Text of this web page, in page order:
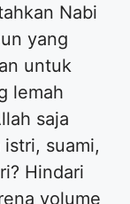
Nabi
yang
untuk
lemah
saja
suami,
Hindari
volume